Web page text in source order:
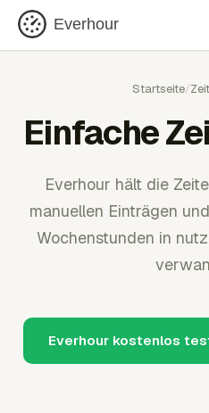
Everhour
Startseite/
Einfache
Everhour hält die
manuellen Einträgen
Wochenstunden in
Everhour kostenlos